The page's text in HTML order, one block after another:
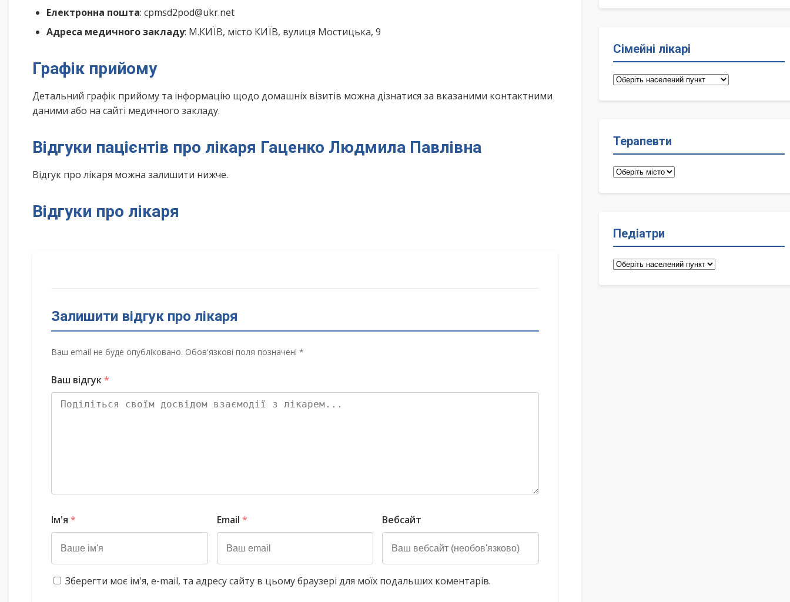
Електронна пошта: cpmsd2pod@ukr.net
Адреса медичного закладу: М.КИЇВ, місто КИЇВ, вулиця Мостицька, 9
Графік прийому
Детальний графік прийому та інформацію щодо домашніх візитів можна дізнатися за вказаними контактними
даними або на сайті медичного закладу.
Відгуки пацієнтів про лікаря Гаценко Людмила Павлівна
Відгук про лікаря можна залишити нижче.
Відгуки про лікаря
Залишити відгук про лікаря
Ваш email не буде опубліковано. Обов'язкові поля позначені *
Ваш відгук*
Ім'я * Email * Вебсайт
Зберегти моє ім'я, e-mail, та адресу сайту в цьому браузері для моїх подальших коментарів.
Сімейні лікарі
Сімейні
Терапевти
Терапевти
Педіатри
Педіатри